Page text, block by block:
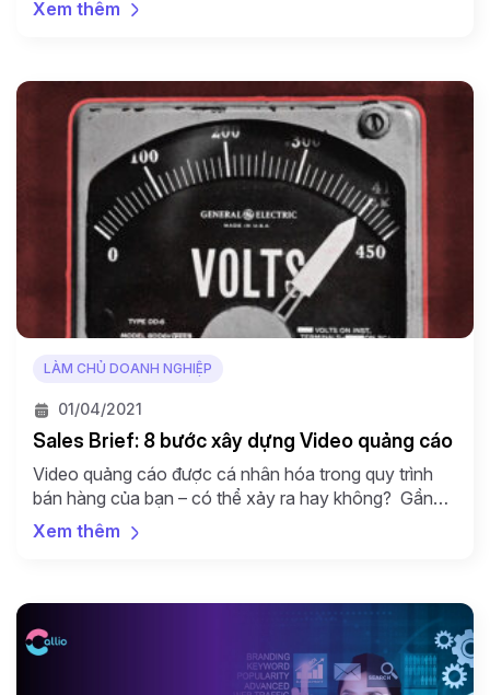
bán hàng, bạn còn cần sử dụng phần mềm bán hàng
Xem thêm
LÀM CHỦ DOANH NGHIỆP
01/04/2021
Sales Brief: 8 bước xây dựng Video quảng cáo
Video quảng cáo được cá nhân hóa trong quy trình
bán hàng của bạn – có thể xảy ra hay không? Gần
đây 1 cuộc thăm dò nhanh trên LinkedIn đã được thực
hiện và cho đến nay đã có 187 ngươi tham gia, trong
Xem thêm